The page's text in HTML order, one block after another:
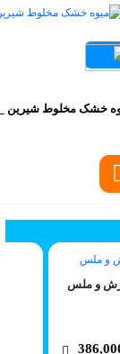
خشک مخلوط شیرین
و ملس